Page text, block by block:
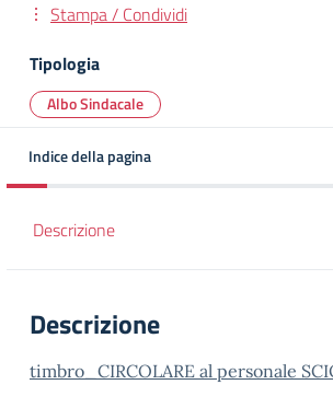
Stampa / Condividi
Tipologia
Albo Sindacale
Indice della pagina
Descrizione
Descrizione
timbro_CIRCOLARE al personale